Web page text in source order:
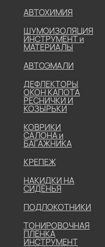
АВТОХИМИЯ
ШУМОИЗОЛЯЦИЯ
ИНСТРУМЕНТ и
МАТЕРИАЛЫ
АВТОЭМАЛИ
ДЕФЛЕКТОРЫ
ОКОН КАПОТА
РЕСНИЧКИ И
КОЗЫРЬКИ
КОВРИКИ
САЛОНА и
БАГАЖНИКА
КРЕПЕЖ
НАКИДКИ НА
СИДЕНЬЯ
ПОДЛОКОТНИКИ
ТОНИРОВОЧНАЯ
ПЛЕНКА
ИНСТРУМЕНТ